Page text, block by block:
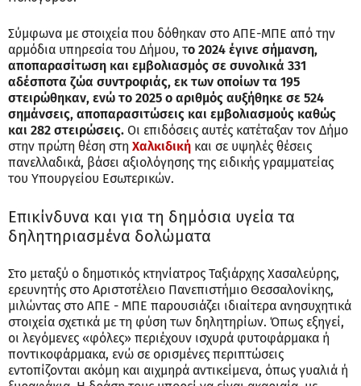
Σύμφωνα με στοιχεία που δόθηκαν στο ΑΠΕ-ΜΠΕ από την
αρμόδια υπηρεσία του Δήμου, το 2024 έγινε σήμανση,
αποπαρασίτωση και εμβολιασμός σε συνολικά 331
αδέσποτα ζώα συντροφιάς, εκ των οποίων τα 195
στειρώθηκαν, ενώ το 2025 ο αριθμός αυξήθηκε σε 524
σημάνσεις, αποπαρασιτώσεις και εμβολιασμούς καθώς
και 282 στειρώσεις. Οι επιδόσεις αυτές κατέταξαν τον Δήμο
στην πρώτη θέση στη Χαλκιδική και σε υψηλές θέσεις
πανελλαδικά, βάσει αξιολόγησης της ειδικής γραμματείας
του Υπουργείου Εσωτερικών.
Επικίνδυνα και για τη δημόσια υγεία τα
δηλητηριασμένα δολώματα
Στο μεταξύ ο δημοτικός κτηνίατρος Ταξιάρχης Χασαλεύρης,
ερευνητής στο Αριστοτέλειο Πανεπιστήμιο Θεσσαλονίκης,
μιλώντας στο ΑΠΕ - ΜΠΕ παρουσιάζει ιδιαίτερα ανησυχητικά
στοιχεία σχετικά με τη φύση των δηλητηρίων. Όπως εξηγεί,
οι λεγόμενες «φόλες» περιέχουν ισχυρά φυτοφάρμακα ή
ποντικοφάρμακα, ενώ σε ορισμένες περιπτώσεις
εντοπίζονται ακόμη και αιχμηρά αντικείμενα, όπως γυαλιά ή